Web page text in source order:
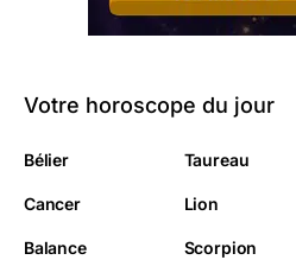
Votre horoscope du jour
Bélier Taureau
Cancer Lion
Balance Scorpion